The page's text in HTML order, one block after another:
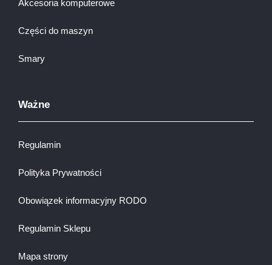
Akcesoria komputerowe
Części do maszyn
Smary
Ważne
Regulamin
Polityka Prywatności
Obowiązek informacyjny RODO
Regulamin Sklepu
Mapa strony